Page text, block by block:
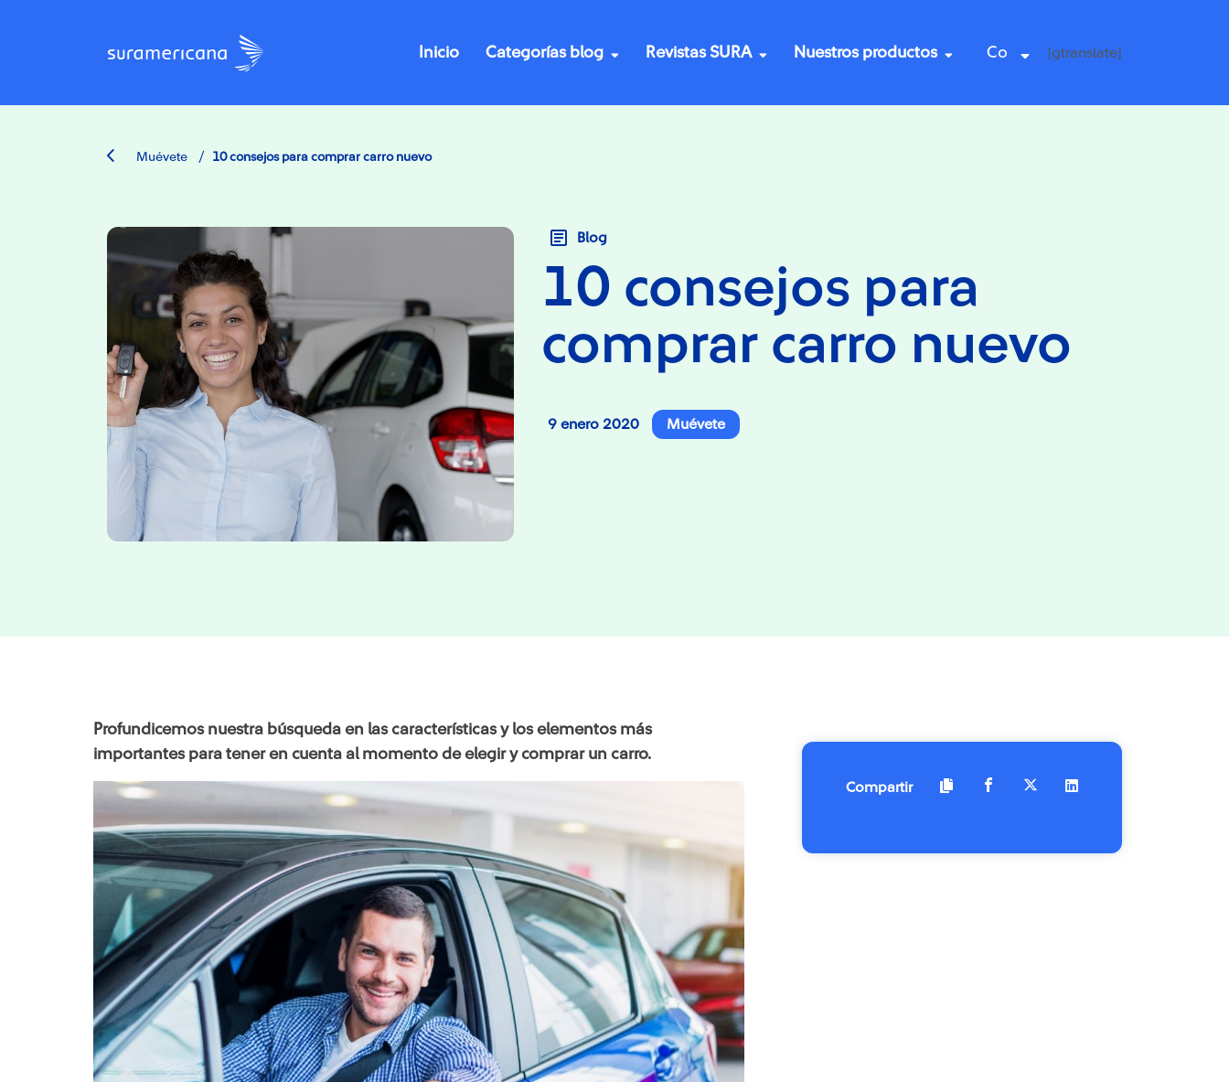
Inicio Categorías blog Revistas SURA Nuestros productos Co [gtranslate]
Muévete / 10 consejos para comprar carro nuevo
Blog
10 consejos para
comprar carro nuevo
9 enero 2020 Muévete
Profundicemos nuestra búsqueda en las características y los elementos más
importantes para tener en cuenta al momento de elegir y comprar un carro.
Compartir